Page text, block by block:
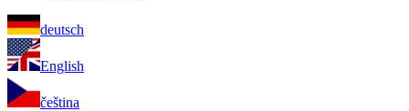
deutsch
English
čeština